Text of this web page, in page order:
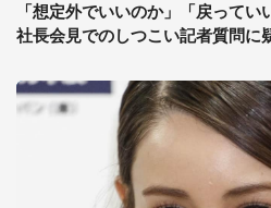
「想定外でいいのか」「戻って
社長会見でのしつこい記者質問に